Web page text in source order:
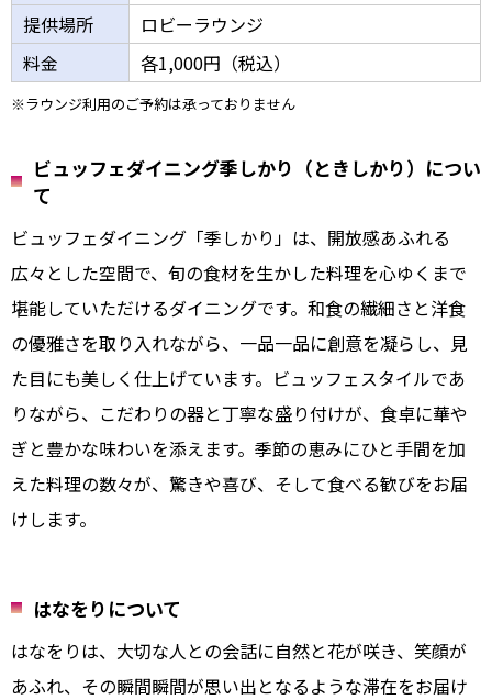
提供場所
ロビーラウンジ
料金
各1,000円（税込）
※ラウンジ利用のご予約は承っておりません
ビュッフェダイニング季しかり（ときしかり）につい
て
ビュッフェダイニング「季しかり」は、開放感あふれる
広々とした空間で、旬の食材を生かした料理を心ゆくまで
堪能していただけるダイニングです。和食の繊細さと洋食
の優雅さを取り入れながら、一品一品に創意を凝らし、見
た目にも美しく仕上げています。ビュッフェスタイルであ
りながら、こだわりの器と丁寧な盛り付けが、食卓に華や
ぎと豊かな味わいを添えます。季節の恵みにひと手間を加
えた料理の数々が、驚きや喜び、そして食べる歓びをお届
けします。
はなをりについて
はなをりは、大切な人との会話に自然と花が咲き、笑顔が
あふれ、その瞬間瞬間が思い出となるような滞在をお届け